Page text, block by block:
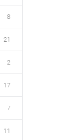
8
21
2
17
7
11